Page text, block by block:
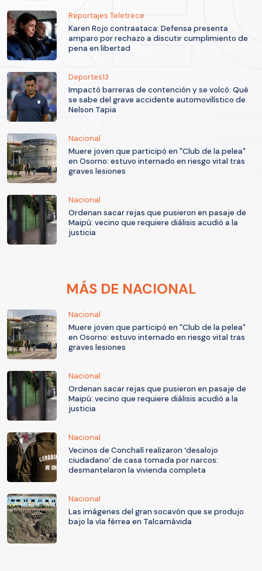
Reportajes Teletrece
Karen Rojo contraataca: Defensa presenta
amparo por rechazo a discutir cumplimiento de
pena en libertad
Deportes13
Impactó barreras de contención y se volcó: Qué
se sabe del grave accidente automovilístico de
Nelson Tapia
Nacional
Muere joven que participó en "Club de la pelea"
en Osorno: estuvo internado en riesgo vital tras
graves lesiones
Nacional
Ordenan sacar rejas que pusieron en pasaje de
Maipú: vecino que requiere diálisis acudió a la
justicia
MÁS DE NACIONAL
Nacional
Muere joven que participó en "Club de la pelea"
en Osorno: estuvo internado en riesgo vital tras
graves lesiones
Nacional
Ordenan sacar rejas que pusieron en pasaje de
Maipú: vecino que requiere diálisis acudió a la
justicia
Nacional
Vecinos de Conchalí realizaron ‘desalojo
ciudadano’ de casa tomada por narcos:
desmantelaron la vivienda completa
Nacional
Las imágenes del gran socavón que se produjo
bajo la vía férrea en Talcamávida